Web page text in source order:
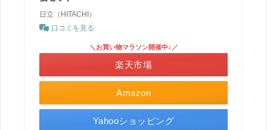
日立（HITACHI）
口コミを見る
Amazon
＼お買い物マラソン開催中♪／
楽天市場
Yahooショッピング